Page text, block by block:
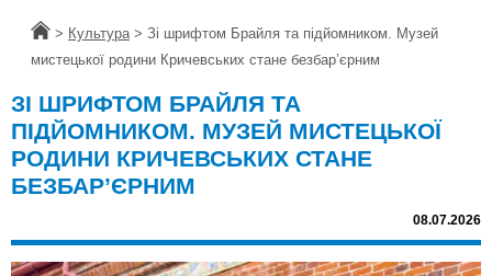
Головна
> Культура > Зі шрифтом Брайля та підйомником. Музей
мистецької родини Кричевських стане безбар’єрним
ЗІ ШРИФТОМ БРАЙЛЯ ТА
ПІДЙОМНИКОМ. МУЗЕЙ МИСТЕЦЬКОЇ
РОДИНИ КРИЧЕВСЬКИХ СТАНЕ
БЕЗБАР’ЄРНИМ
08.07.2026